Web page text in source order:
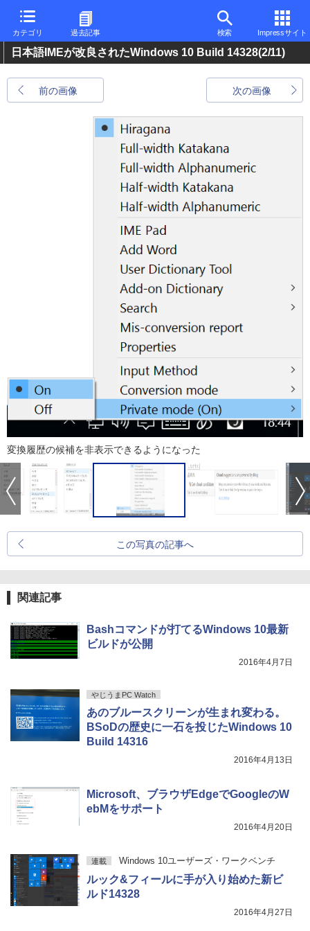
カテゴリ 過去記事 検索 Impressサイト
日本語IMEが改良されたWindows 10 Build 14328(2/11)
前の画像 次の画像
変換履歴の候補を非表示できるようになった
この写真の記事へ
関連記事
Bashコマンドが打てるWindows 10最新
ビルドが公開
2016年4月7日
やじうまPC Watch
あのブルースクリーンが生まれ変わる。
BSoDの歴史に一石を投じたWindows 10
Build 14316
2016年4月13日
Microsoft、ブラウザEdgeでGoogleのW
ebMをサポート
2016年4月20日
連載 Windows 10ユーザーズ・ワークベンチ
ルック&フィールに手が入り始めた新ビ
ルド14328
2016年4月27日